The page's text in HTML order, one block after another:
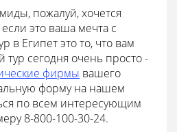
пожалуй, хочется
это ваша мечта с
в Египет это то, что вам
тур сегодня очень просто -
фирмы вашего
форму на нашем
по всем интересующим
8-800-100-30-24.